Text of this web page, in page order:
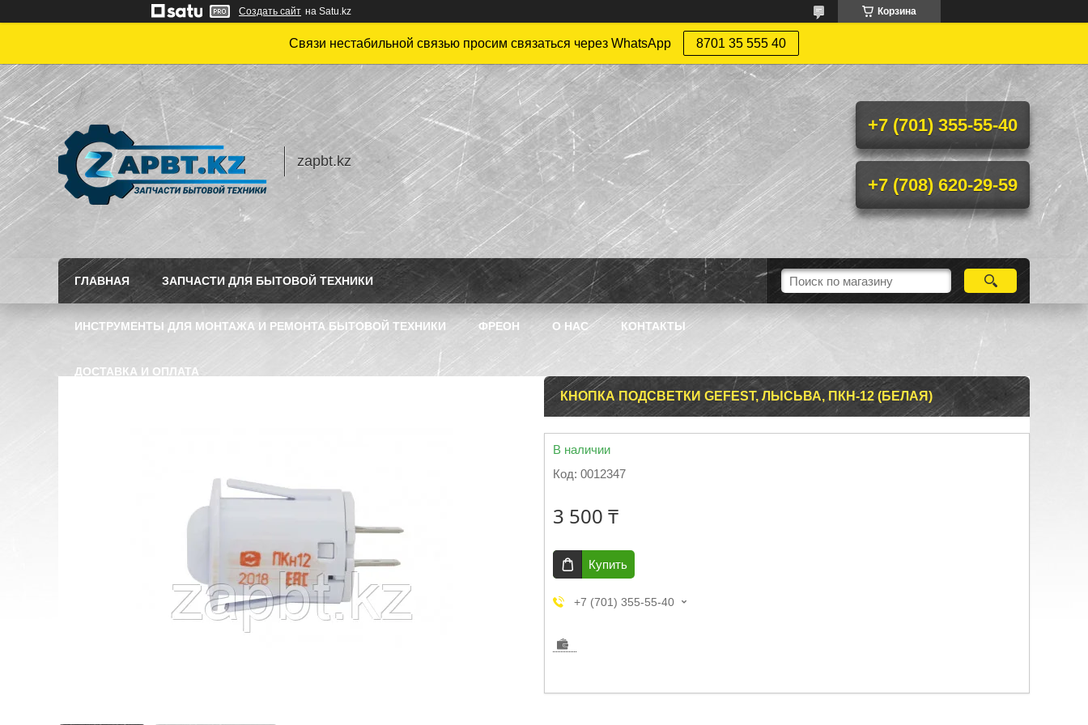
Создать сайт на Satu.kz Корзина
Связи нестабильной связью просим связаться через WhatsApp 8701 35 555 40
zapbt.kz
+7 (701) 355-55-40
+7 (708) 620-29-59
ГЛАВНАЯ ЗАПЧАСТИ ДЛЯ БЫТОВОЙ ТЕХНИКИ
ИНСТРУМЕНТЫ ДЛЯ МОНТАЖА И РЕМОНТА БЫТОВОЙ ТЕХНИКИ ФРЕОН О НАС КОНТАКТЫ
ДОСТАВКА И ОПЛАТА
КНОПКА ПОДСВЕТКИ GEFEST, ЛЫСЬВА, ПКН-12 (БЕЛАЯ)
В наличии
Код: 0012347
3 500 ₸
Купить
+7 (701) 355-55-40